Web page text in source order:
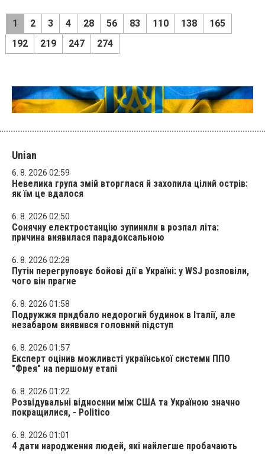
1 2 3 4 28 56 83 110 138
165
192
219 247 274
Unian
6. 8. 2026 02:59
Невелика група змій вторглася й захопила цілий острів:
як їм це вдалося
6. 8. 2026 02:50
Сонячну електростанцію зупинили в розпал літа:
причина виявилася парадоксальною
6. 8. 2026 02:28
Путін перегруповує бойові дії в Україні: у WSJ розповіли,
чого він прагне
6. 8. 2026 01:58
Подружжя придбало недорогий будинок в Італії, але
незабаром виявився головний підступ
6. 8. 2026 01:57
Експерт оцінив можливсті української системи ППО
"Фрея" на першому етапі
6. 8. 2026 01:22
Розвідувальні відносини між США та Україною значно
покращилися, - Politico
6. 8. 2026 01:01
4 дати народження людей, які найлегше пробачають